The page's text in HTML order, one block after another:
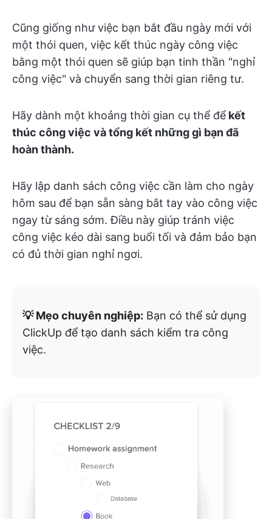
Cũng giống như việc bạn bắt đầu ngày mới với
một thói quen, việc kết thúc ngày công việc
bằng một thói quen sẽ giúp bạn tinh thần "nghỉ
công việc" và chuyển sang thời gian riêng tư.
Hãy dành một khoảng thời gian cụ thể để kết
thúc công việc và tổng kết những gì bạn đã
hoàn thành.
Hãy lập danh sách công việc cần làm cho ngày
hôm sau để bạn sẵn sàng bắt tay vào công việc
ngay từ sáng sớm. Điều này giúp tránh việc
công việc kéo dài sang buổi tối và đảm bảo bạn
có đủ thời gian nghỉ ngơi.
💡 Mẹo chuyên nghiệp: Bạn có thể sử dụng
ClickUp để tạo danh sách kiểm tra công
việc.